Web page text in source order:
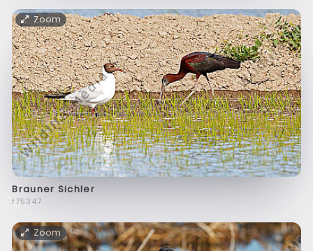
Zoom
Brauner Sichler
f75347
Zoom